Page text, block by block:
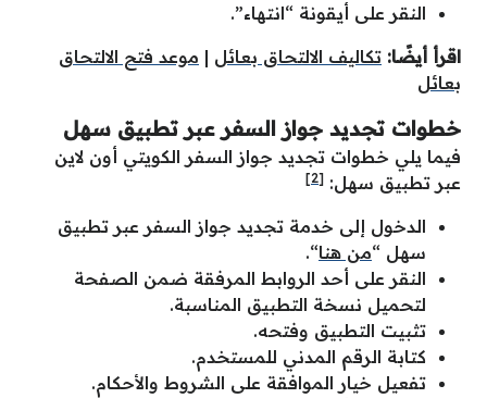
النقر على أيقونة “انتهاء”.
اقرأ أيضًا: تكاليف الالتحاق بعائل | موعد فتح الالتحاق
بعائل
خطوات تجديد جواز السفر عبر تطبيق سهل
فيما يلي خطوات تجديد جواز السفر الكويتي أون لاين
عبر تطبيق سهل: [2]
الدخول إلى خدمة تجديد جواز السفر عبر تطبيق
سهل “من هنا“.
النقر على أحد الروابط المرفقة ضمن الصفحة
لتحميل نسخة التطبيق المناسبة.
تثبيت التطبيق وفتحه.
كتابة الرقم المدني للمستخدم.
تفعيل خيار الموافقة على الشروط والأحكام.